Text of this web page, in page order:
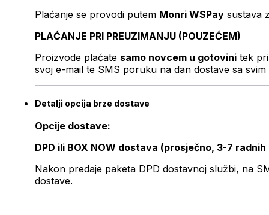
Plaćanje se provodi putem Monri WSPay sustava
PLAĆANJE PRI PREUZIMANJU (POUZEĆEM)
Proizvode plaćate samo novcem u gotovini tek
svoj e-mail te SMS poruku na dan dostave sa svim
Detalji opcija brze dostave
Opcije dostave:
DPD ili BOX NOW dostava (prosječno, 3-7 radnih
Nakon predaje paketa DPD dostavnoj službi, na
dostave.